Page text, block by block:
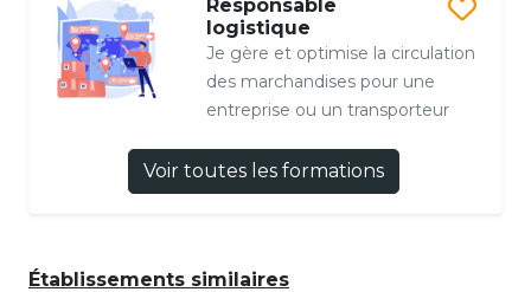
Responsable
logistique
Je gère et optimise la circulation
des marchandises pour une
entreprise ou un transporteur
Voir toutes les formations
Établissements similaires